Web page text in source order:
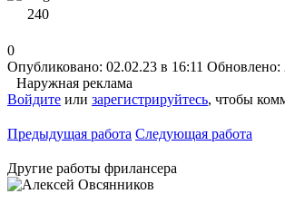
240
0
Опубликовано: 02.02.23 в 16:11 Обновлено:
Наружная реклама
Войдите или зарегистрируйтесь, чтобы
Предыдущая работа Следующая работа
Другие работы фрилансера